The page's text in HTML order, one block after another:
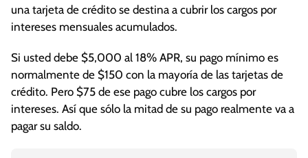
una tarjeta de crédito se destina a cubrir los cargos por
intereses mensuales acumulados.
Si usted debe $5,000 al 18% APR, su pago mínimo es
normalmente de $150 con la mayoría de las tarjetas de
crédito. Pero $75 de ese pago cubre los cargos por
intereses. Así que sólo la mitad de su pago realmente va a
pagar su saldo.